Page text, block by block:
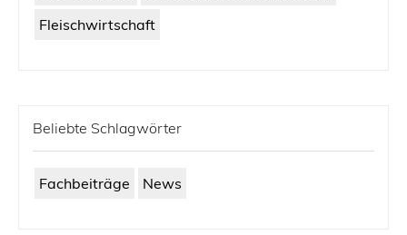
Fleischwirtschaft
Beliebte Schlagwörter
Fachbeiträge News